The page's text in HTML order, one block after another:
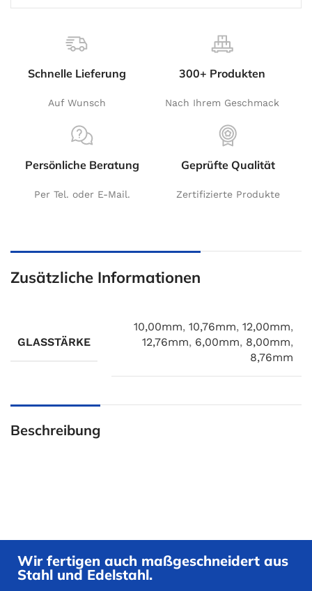
Schnelle Lieferung
Auf Wunsch
300+ Produkten
Nach Ihrem Geschmack
Persönliche Beratung
Per Tel. oder E-Mail.
Geprüfte Qualität
Zertifizierte Produkte
Zusätzliche Informationen
GLASSTÄRKE
10,00mm, 10,76mm, 12,00mm,
12,76mm, 6,00mm, 8,00mm,
8,76mm
Beschreibung
Wir fertigen auch maßgeschneidert aus
Stahl und Edelstahl.